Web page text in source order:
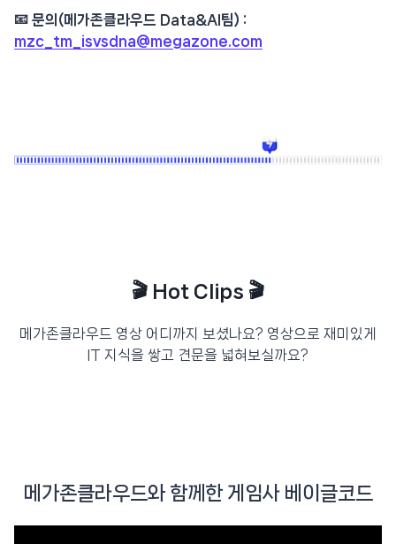
📧 문의(메가존클라우드 Data&AI팀) :
mzc_tm_isvsdna@megazone.com
🎬 Hot Clips 🎬
메가존클라우드 영상 어디까지 보셨나요? 영상으로 재미있게
IT 지식을 쌓고 견문을 넓혀보실까요?
메가존클라우드와 함께한 게임사 베이글코드